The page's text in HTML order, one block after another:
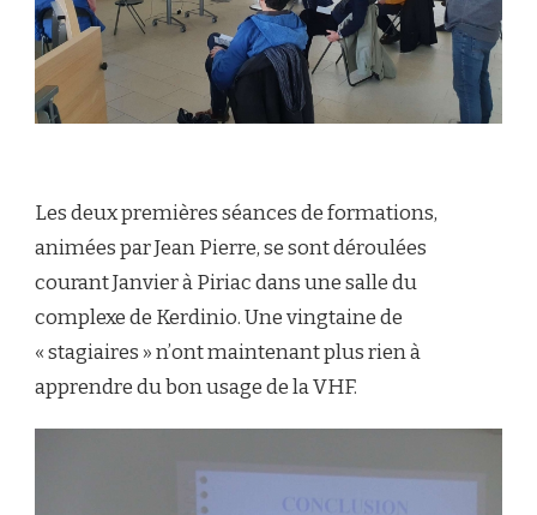
Les deux premières séances de formations,
animées par Jean Pierre, se sont déroulées
courant Janvier à Piriac dans une salle du
complexe de Kerdinio. Une vingtaine de
« stagiaires » n’ont maintenant plus rien à
apprendre du bon usage de la VHF.